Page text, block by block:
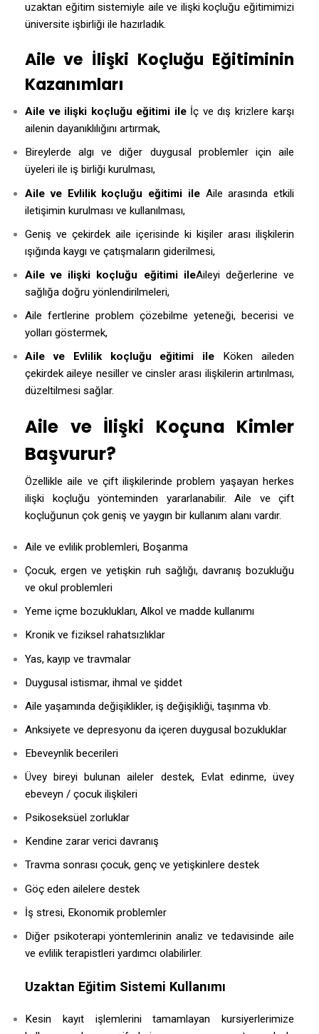
uzaktan eğitim sistemiyle aile ve ilişki koçluğu eğitimimizi
üniversite işbirliği ile hazırladık.
Aile ve İlişki Koçluğu Eğitiminin
Kazanımları
Aile ve ilişki koçluğu eğitimi ileİç ve dış krizlere karşı
ailenin dayanıklılığını artırmak,
Bireylerde algı ve diğer duygusal problemler için aile
üyeleri ile iş birliği kurulması,
Aile ve Evlilik koçluğu eğitimi ileAile arasında etkili
iletişimin kurulması ve kullanılması,
Geniş ve çekirdek aile içerisinde ki kişiler arası ilişkilerin
ışığında kaygı ve çatışmaların giderilmesi,
Aile ve ilişki koçluğu eğitimi ileAileyi değerlerine ve
sağlığa doğru yönlendirilmeleri,
Aile fertlerine problem çözebilme yeteneği, becerisi ve
yolları göstermek,
Aile ve Evlilik koçluğu eğitimi ile Köken aileden
çekirdek aileye nesiller ve cinsler arası ilişkilerin artırılması,
düzeltilmesi sağlar.
Aile ve İlişki Koçuna Kimler
Başvurur?
Özellikle aile ve çift ilişkilerinde problem yaşayan herkes
ilişki koçluğu yönteminden yararlanabilir. Aile ve çift
koçluğunun çok geniş ve yaygın bir kullanım alanı vardır.
Aile ve evlilik problemleri, Boşanma
Çocuk, ergen ve yetişkin ruh sağlığı, davranış bozukluğu
ve okul problemleri
Yeme içme bozuklukları, Alkol ve madde kullanımı
Kronik ve fiziksel rahatsızlıklar
Yas, kayıp ve travmalar
Duygusal istismar, ihmal ve şiddet
Aile yaşamında değişiklikler, iş değişikliği, taşınma vb.
Anksiyete ve depresyonu da içeren duygusal bozukluklar
Ebeveynlik becerileri
Üvey bireyi bulunan aileler destek, Evlat edinme, üvey
ebeveyn / çocuk ilişkileri
Psikoseksüel zorluklar
Kendine zarar verici davranış
Travma sonrası çocuk, genç ve yetişkinlere destek
Göç eden ailelere destek
İş stresi, Ekonomik problemler
Diğer psikoterapi yöntemlerinin analiz ve tedavisinde aile
ve evlilik terapistleri yardımcı olabilirler.
Uzaktan Eğitim Sistemi Kullanımı
Kesin kayıt işlemlerini tamamlayan kursiyerlerimize